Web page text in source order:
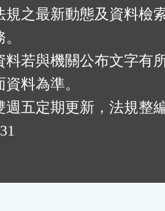
規之最新動態及資料檢
料若與機關公布文字有
料為準。
週五定期更新，法規整